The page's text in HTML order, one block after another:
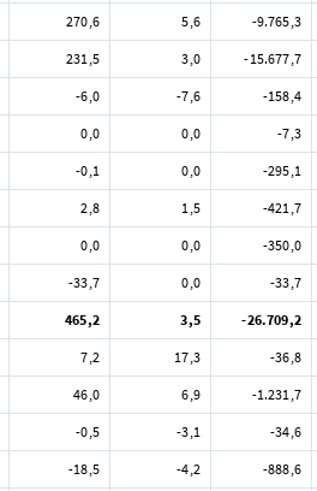
270,6 5,6 -9.765,3
231,5 3,0 -15.677,7
-6,0 -7,6 -158,4
0,0 0,0 -7,3
-0,1 0,0 -295,1
2,8 1,5 -421,7
0,0 0,0 -350,0
-33,7 0,0 -33,7
465,2 3,5 -26.709,2
7,2 17,3 -36,8
46,0 6,9 -1.231,7
-0,5 -3,1 -34,6
-18,5 -4,2 -888,6